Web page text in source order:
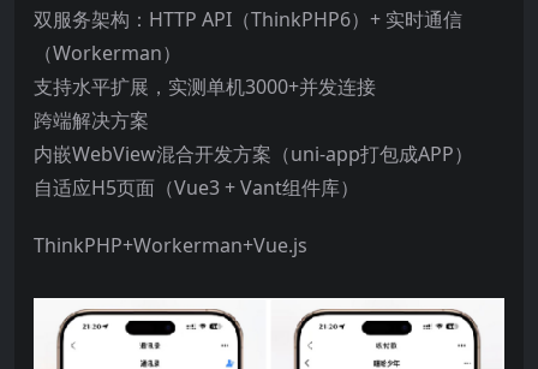
双服务架构：HTTP API（ThinkPHP6）+ 实时通信
（Workerman）
支持水平扩展，实测单机3000+并发连接
跨端解决方案
内嵌WebView混合开发方案（uni-app打包成APP）
自适应H5页面（Vue3 + Vant组件库）
ThinkPHP+Workerman+Vue.js